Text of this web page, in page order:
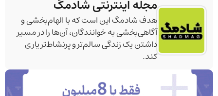
صورت ریز و یکدست خرد می‌شوند. سپس همه مواد همراه با
نعناع تازه، نمک، فلفل، آب‌لیمو و روغن زیتون ترکیب
می‌گردند. در پایان، با تزیین نعناع سرو می‌شود تا طعم و
طراوت سالاد حفظ شود.
مجله اینترنتی شادمگ
هدف شادمگ این است که با الهام‌بخشی و
آگاهی‌بخشی به خوانندگان، آن‌ها را در مسیر
داشتن یک زندگی سالم‌تر و پرنشاط‌تر یاری
کند.